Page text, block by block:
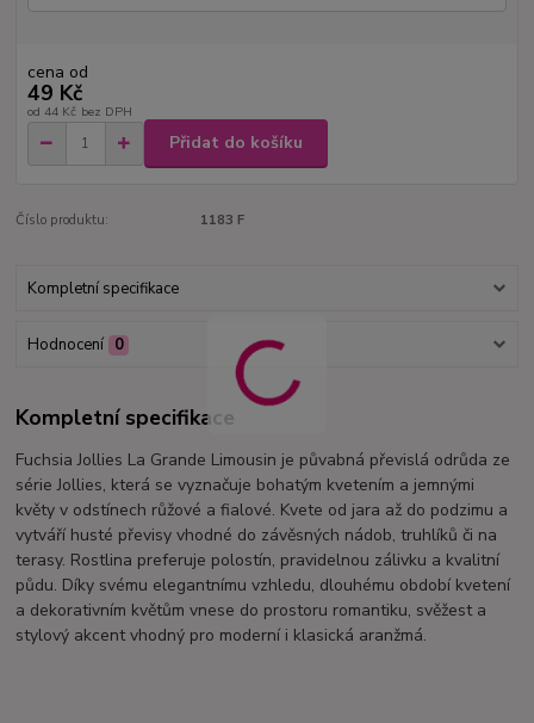
cena od
49 Kč
od 44 Kč bez DPH
Přidat do košíku
Číslo produktu: 1183 F
Kompletní specifikace
Hodnocení 0
Kompletní specifikace
Fuchsia Jollies La Grande Limousin je půvabná převislá odrůda ze
série Jollies, která se vyznačuje bohatým kvetením a jemnými
květy v odstínech růžové a fialové. Kvete od jara až do podzimu a
vytváří husté převisy vhodné do závěsných nádob, truhlíků či na
terasy. Rostlina preferuje polostín, pravidelnou zálivku a kvalitní
půdu. Díky svému elegantnímu vzhledu, dlouhému období kvetení
a dekorativním květům vnese do prostoru romantiku, svěžest a
stylový akcent vhodný pro moderní i klasická aranžmá.